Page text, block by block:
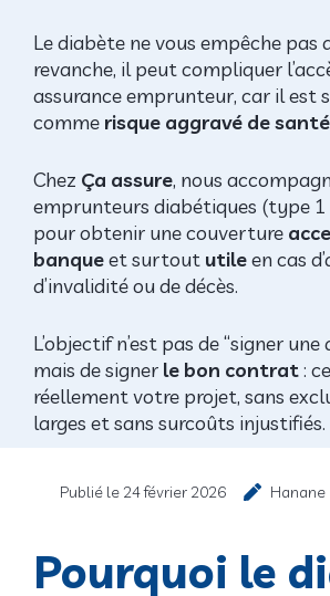
Le diabète ne vous empêche pas
revanche, il peut compliquer
assurance emprunteur, car il est
comme risque aggravé de santé
Chez Ça assure, nous
emprunteurs diabétiques (type
pour obtenir une couverture
banqueet surtout utileen cas
d’invalidité ou de décès.
L’objectif n’est pas de “signer une
mais de signer le bon contrat:
réellement votre projet, sans
larges et sans surcoûts injustifiés.
Publié le 24 février 2026 Hanane
Pourquoi le